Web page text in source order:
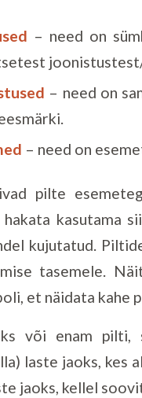
– need on
– need on
– need on
pilte
kasutama
kujutatud.
tasemele.
et näidata kahe
või enam pilti,
laste jaoks, kes
jaoks, kellel